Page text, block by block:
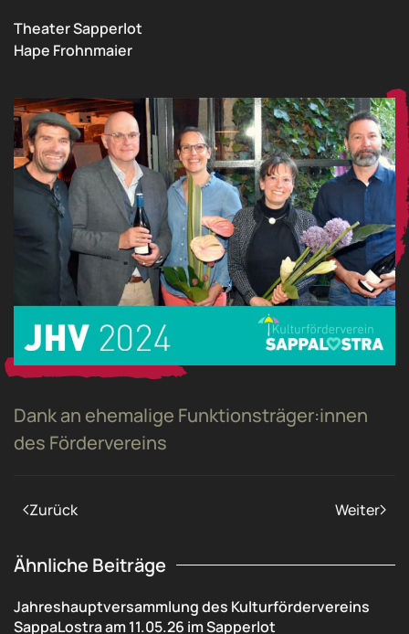
Theater Sapperlot
Hape Frohnmaier
Dank an ehemalige Funktionsträger:innen
des Fördervereins
Zurück Weiter
Ähnliche Beiträge
Jahreshauptversammlung des Kulturfördervereins
SappaLostra am 11.05.26 im Sapperlot